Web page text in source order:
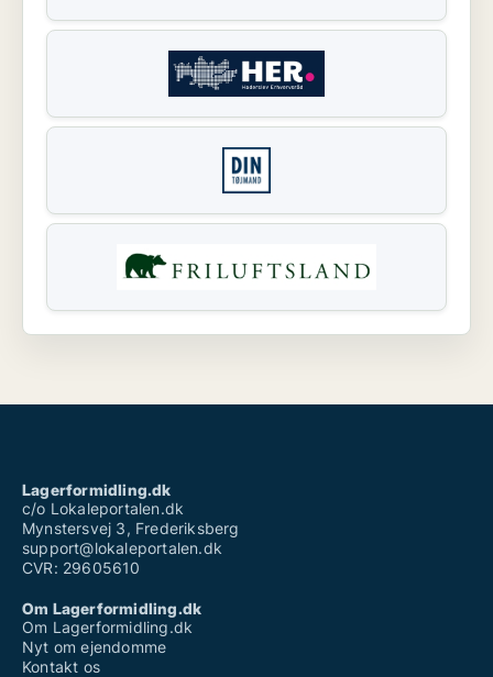
Lagerformidling.dk
c/o Lokaleportalen.dk
Mynstersvej 3, Frederiksberg
support@lokaleportalen.dk
CVR: 29605610
Om Lagerformidling.dk
Om Lagerformidling.dk
Nyt om ejendomme
Kontakt os